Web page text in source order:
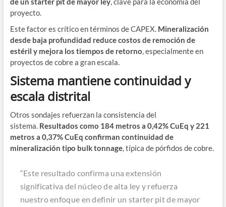
proyecto.
Este factor es crítico en términos de CAPEX. Mineralización
desde baja profundidad reduce costos de remoción de
estéril y mejora los tiempos de retorno, especialmente en
proyectos de cobre a gran escala.
Sistema mantiene continuidad y
escala distrital
Otros sondajes refuerzan la consistencia del
sistema. Resultados como 184 metros a 0,42% CuEq y 221
metros a 0,37% CuEq confirman continuidad de
mineralización tipo bulk tonnage, típica de pórfidos de cobre.
“Este resultado confirma una extensión
significativa del núcleo de alta ley y refuerza
nuestro enfoque en definir un starter pit de mayor